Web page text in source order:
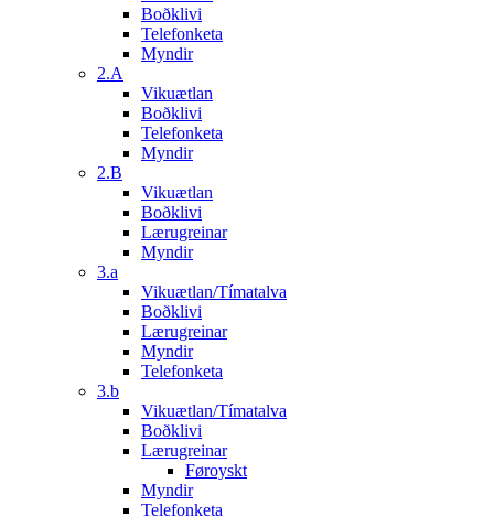
Boðklivi
Telefonketa
Myndir
2.A
Vikuætlan
Boðklivi
Telefonketa
Myndir
2.B
Vikuætlan
Boðklivi
Lærugreinar
Myndir
3.a
Vikuætlan/Tímatalva
Boðklivi
Lærugreinar
Myndir
Telefonketa
3.b
Vikuætlan/Tímatalva
Boðklivi
Lærugreinar
Føroyskt
Myndir
Telefonketa